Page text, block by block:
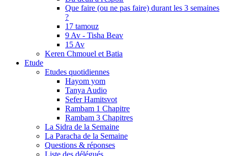
Que faire (ou ne pas faire) durant les 3 semaines
?
17 tamouz
9 Av - Tisha Beav
15 Av
Keren Chmouel et Batia
Etude
Etudes quotidiennes
Hayom yom
Tanya Audio
Sefer Hamitsvot
Rambam 1 Chapitre
Rambam 3 Chapitres
La Sidra de la Semaine
La Paracha de la Semaine
Questions & réponses
Liste des délégués